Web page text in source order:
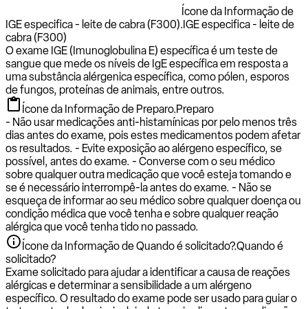
Ícone da Informação de
IGE especifica - leite de cabra (F300).IGE especifica - leite de
cabra (F300)
O exame IGE (Imunoglobulina E) específica é um teste de
sangue que mede os níveis de IgE específica em resposta a
uma substância alérgenica específica, como pólen, esporos
de fungos, proteínas de animais, entre outros.
Ícone da Informação de Preparo.Preparo
- Não usar medicações anti-histamínicas por pelo menos três
dias antes do exame, pois estes medicamentos podem afetar
os resultados. - Evite exposição ao alérgeno específico, se
possível, antes do exame. - Converse com o seu médico
sobre qualquer outra medicação que você esteja tomando e
se é necessário interrompê-la antes do exame. - Não se
esqueça de informar ao seu médico sobre qualquer doença ou
condição médica que você tenha e sobre qualquer reação
alérgica que você tenha tido no passado.
Ícone da Informação de Quando é solicitado?.Quando é
solicitado?
Exame solicitado para ajudar a identificar a causa de reações
alérgicas e determinar a sensibilidade a um alérgeno
específico. O resultado do exame pode ser usado para guiar o